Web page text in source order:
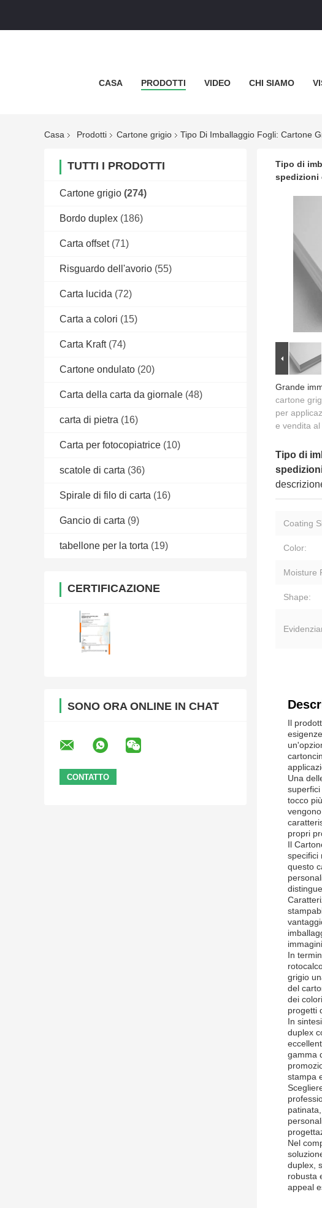
CASA PRODOTTI VIDEO CHI SIAMO
Casa Prodotti Cartone grigio Tipo Di Imballaggio Fogli: Cartone
TUTTI I PRODOTTI
Cartone grigio (274)
Bordo duplex (186)
Carta offset (71)
Risguardo dell'avorio (55)
Carta lucida (72)
Carta a colori (15)
Carta Kraft (74)
Cartone ondulato (20)
Carta della carta da giornale (48)
carta di pietra (16)
Carta per fotocopiatrice (10)
scatole di carta (36)
Spirale di filo di carta (16)
Gancio di carta (9)
tabellone per la torta (19)
CERTIFICAZIONE
SONO ORA ONLINE IN CHAT
Tipo di
spedizioni
Grande
cartone
per
e vendita
Tipo di
Coating
Color:
Moisture
Shape:
Il
Una
tocco
propri
Il
specifici
questo
In
grigio
del
dei
progetti
In
duplex
gamma
stampa
Nel
duplex,
robusta
appeal